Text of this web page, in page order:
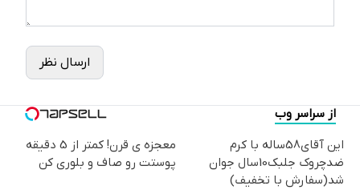
ارسال نظر
از سراسر وب
این آقای58ساله با کرم
ضدچروک جلبک10سال جوان
شد(سفارش با تخفیف)
معجزه ی قرن! کمتر از 5 دقیقه
پوستت رو صاف و بلوری کن